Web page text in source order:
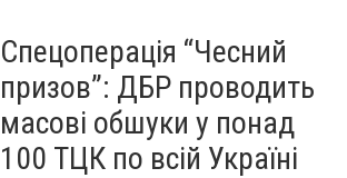
Спецоперація “Чесний
призов”: ДБР проводить
масові обшуки у понад
100 ТЦК по всій Україні